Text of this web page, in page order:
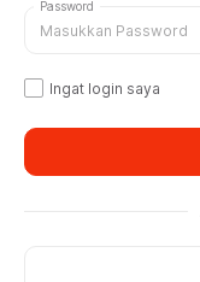
Password
Ingat login saya